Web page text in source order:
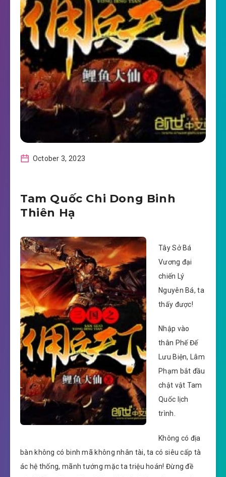
October 3, 2023
Tam Quốc Chi Dong Binh
Thiên Hạ
Tây Sở Bá
Vương đại
chiến Lý
Nguyên Bá, ta
thấy được!
Nhập vào
thân Phế Đế
Lưu Biện, Lâm
Phạm bắt đầu
chật vật Tam
Quốc lịch
trình.
Không có địa
bàn không có binh mã không nhân tài, ta có siêu cấp tà
ác hệ thống, mãnh tướng mặc ta triệu hoán! Đừng đề